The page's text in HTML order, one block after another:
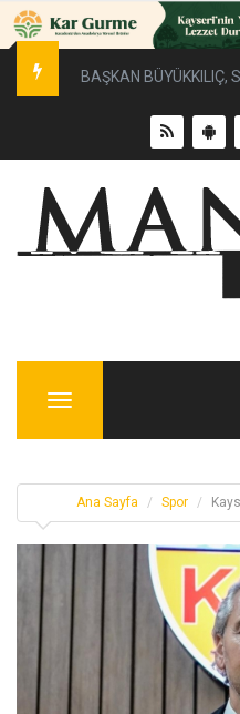
BAŞKAN BÜYÜKKILIÇ,
Menu
Ana Sayfa Spor